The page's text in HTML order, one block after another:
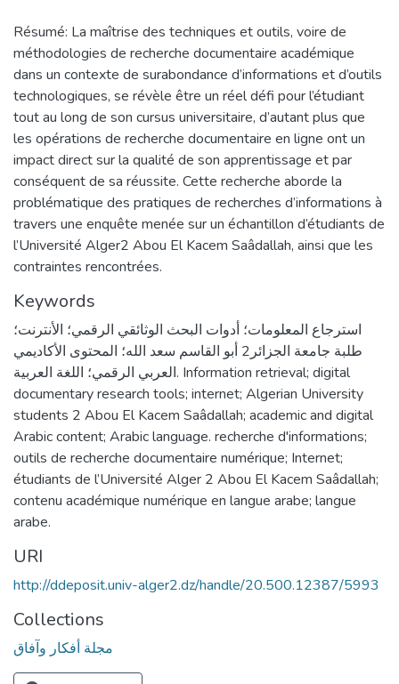
Résumé: La maîtrise des techniques et outils, voire de
méthodologies de recherche documentaire académique
dans un contexte de surabondance d’informations et d’outils
technologiques, se révèle être un réel défi pour l’étudiant
tout au long de son cursus universitaire, d’autant plus que
les opérations de recherche documentaire en ligne ont un
impact direct sur la qualité de son apprentissage et par
conséquent de sa réussite. Cette recherche aborde la
problématique des pratiques de recherches d’informations à
travers une enquête menée sur un échantillon d’étudiants de
l’Université Alger2 Abou El Kacem Saâdallah, ainsi que les
contraintes rencontrées.
Keywords
استرجاع المعلومات؛ أدوات البحث الوثائقي الرقمي؛ الأنترنت؛
طلبة جامعة الجزائر2 أبو القاسم سعد الله؛ المحتوى الأكاديمي
العربي الرقمي؛ اللغة العربية. Information retrieval; digital
documentary research tools; internet; Algerian University
students 2 Abou El Kacem Saâdallah; academic and digital
Arabic content; Arabic language. recherche d'informations;
outils de recherche documentaire numérique; Internet;
étudiants de l’Université Alger 2 Abou El Kacem Saâdallah;
contenu académique numérique en langue arabe; langue
arabe.
URI
http://ddeposit.univ-alger2.dz/handle/20.500.12387/5993
Collections
مجلة أفكار وآفاق